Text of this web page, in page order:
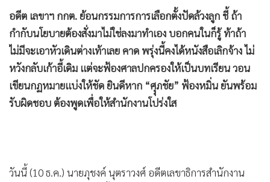
ต่างประเทศ
•
Special Scoop
• เศรษฐกิจ-ธุรกิจ
• จีน
• ชุมชน-คุณภาพชีวิต
• อาชญากรรม
• SMEs
อดีต เลขาฯ กกต. ย้อนกรรมการการเลือกตั้งปัดล้วงลูก ชี้ ถ้า
กำกับนโยบายต้องสั่งมาไม่ใช่ลงมาทำเอง บอกคนในก็รู้ ท้าถ้า
ไม่มีจะเอาหัวเดินต่างเท้าเลย คาด พรุ่งนี้คงได้หนังสือเลิกจ้าง ไม่
หวังกลับเก้าอี้เดิม แต่จะฟ้องศาลปกครองให้เป็นบทเรียน วอน
เขียนกฏหมายแบ่งให้ชัด ยินดีหาก “ศุุภชัย” ฟ้องหมิ่น ยันพร้อม
รับผิดชอบ ต้องพูดเพื่อให้สำนักงานโปร่งใส
วันนี้ (10 ธ.ค.) นายภุชงค์ นุตราวงศ์ อดีตเลขาธิการสำนักงาน